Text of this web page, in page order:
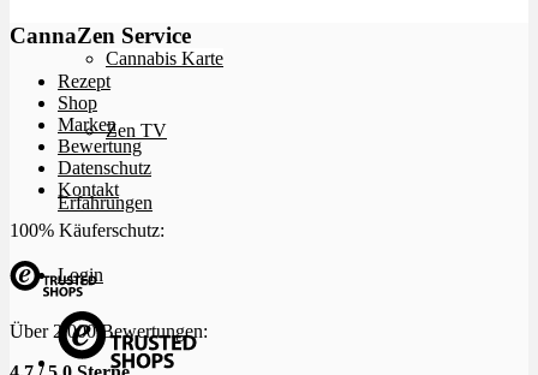
Cannabis Karte
Zen TV
Erfahrungen
Login
CannaZen Service
Rezept
Shop
Marken
Bewertung
Datenschutz
Kontakt
100% Käuferschutz:
Über 2.000 Bewertungen: